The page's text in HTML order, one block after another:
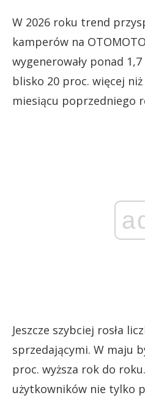
W 2026 roku trend
kamperów na
wygenerowały ponad
blisko 20 proc. więcej
miesiącu poprzedniego
Jeszcze szybciej rosła
sprzedającymi. W maju
proc. wyższa rok do
użytkowników nie tylko